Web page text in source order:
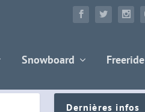
Snowboard Freeride
Dernières infos